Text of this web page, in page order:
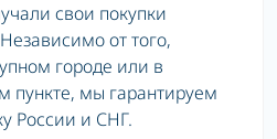
свои покупки
от того,
городе или в
пункте, мы гарантируем
России и СНГ.